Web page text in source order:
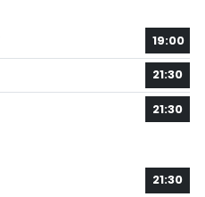
19:00
21:30
21:30
21:30